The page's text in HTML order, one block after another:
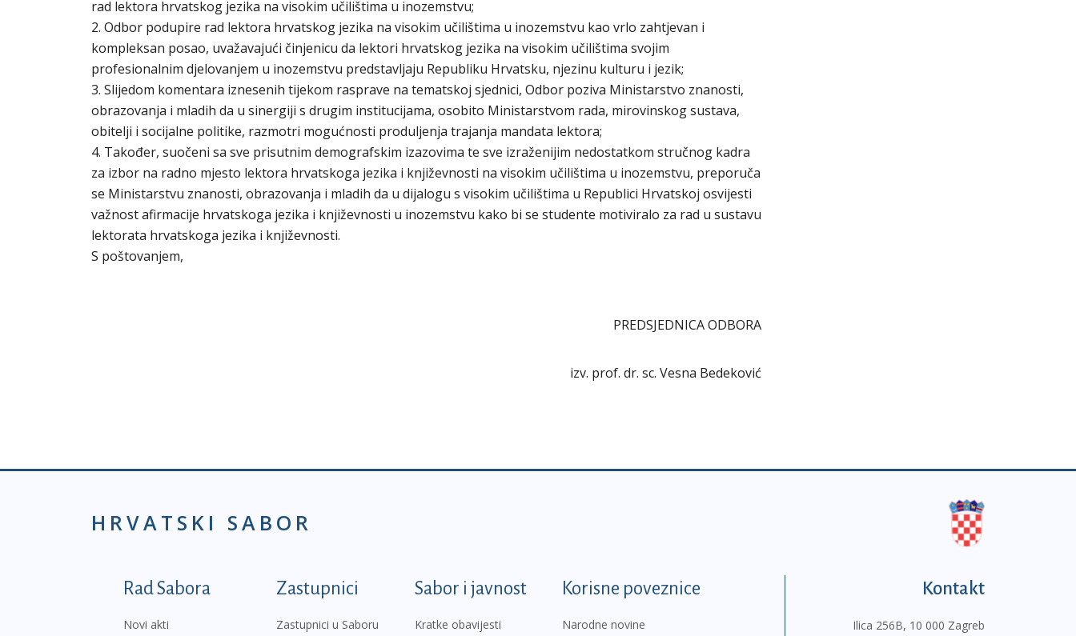
rad lektora hrvatskog jezika na visokim učilištima u inozemstvu;
2. Odbor podupire rad lektora hrvatskog jezika na visokim učilištima u inozemstvu kao vrlo zahtjevan i
kompleksan posao, uvažavajući činjenicu da lektori hrvatskog jezika na visokim učilištima svojim
profesionalnim djelovanjem u inozemstvu predstavljaju Republiku Hrvatsku, njezinu kulturu i jezik;
3. Slijedom komentara iznesenih tijekom rasprave na tematskoj sjednici, Odbor poziva Ministarstvo znanosti,
obrazovanja i mladih da u sinergiji s drugim institucijama, osobito Ministarstvom rada, mirovinskog sustava,
obitelji i socijalne politike, razmotri mogućnosti produljenja trajanja mandata lektora;
4. Također, suočeni sa sve prisutnim demografskim izazovima te sve izraženijim nedostatkom stručnog kadra
za izbor na radno mjesto lektora hrvatskoga jezika i književnosti na visokim učilištima u inozemstvu, preporuča
se Ministarstvu znanosti, obrazovanja i mladih da u dijalogu s visokim učilištima u Republici Hrvatskoj osvijesti
važnost afirmacije hrvatskoga jezika i književnosti u inozemstvu kako bi se studente motiviralo za rad u sustavu
lektorata hrvatskoga jezika i književnosti.
S poštovanjem,
PREDSJEDNICA ODBORA
izv. prof. dr. sc. Vesna Bedeković
HRVATSKI SABOR
Podnožje prvi izbornik
Rad Sabora
Novi akti
Zastupnici
Zastupnici u Saboru
Sabor i javnost
Kratke obavijesti
Korisne poveznice
Narodne novine
Kontakt
Ilica 256B, 10 000 Zagreb